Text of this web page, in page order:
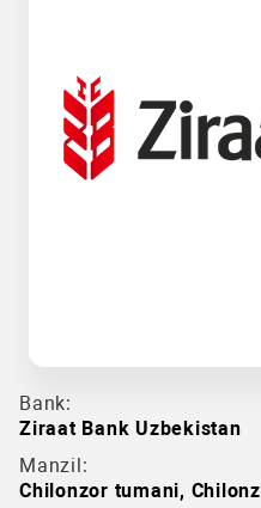
Bank:
Ziraat Bank Uzbekistan
Manzil:
Chilonzor tumani,